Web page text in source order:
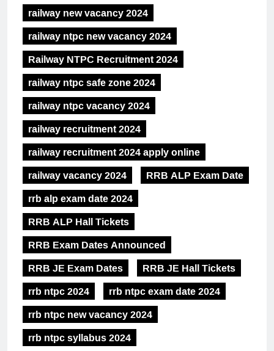
railway new vacancy 2024
railway ntpc new vacancy 2024
Railway NTPC Recruitment 2024
railway ntpc safe zone 2024
railway ntpc vacancy 2024
railway recruitment 2024
railway recruitment 2024 apply online
railway vacancy 2024
RRB ALP Exam Date
rrb alp exam date 2024
RRB ALP Hall Tickets
RRB Exam Dates Announced
RRB JE Exam Dates
RRB JE Hall Tickets
rrb ntpc 2024
rrb ntpc exam date 2024
rrb ntpc new vacancy 2024
rrb ntpc syllabus 2024